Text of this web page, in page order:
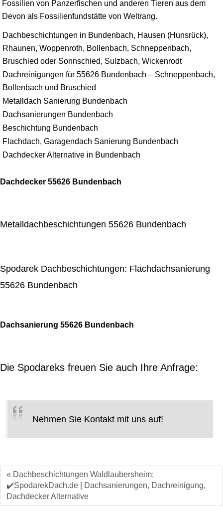
Fossilien von Panzerfischen und anderen Tieren aus dem
Devon als Fossilienfundstätte von Weltrang.
Dachbeschichtungen in Bundenbach, Hausen (Hunsrück),
Rhaunen, Woppenroth, Bollenbach, Schneppenbach,
Bruschied oder Sonnschied, Sulzbach, Wickenrodt
Dachreinigungen für 55626 Bundenbach – Schneppenbach,
Bollenbach und Bruschied
Metalldach Sanierung Bundenbach
Dachsanierungen Bundenbach
Beschichtung Bundenbach
Flachdach, Garagendach Sanierung Bundenbach
Dachdecker Alternative in Bundenbach
Dachdecker 55626 Bundenbach
Metalldachbeschichtungen 55626 Bundenbach
Spodarek Dachbeschichtungen: Flachdachsanierung
55626 Bundenbach
Dachsanierung 55626 Bundenbach
Die Spodareks freuen Sie auch Ihre Anfrage:
Nehmen Sie Kontakt mit uns auf!
« Dachbeschichtungen Waldlaubersheim:
✔️SpodarekDach.de | Dachsanierungen, Dachreinigung,
Dachdecker Alternative